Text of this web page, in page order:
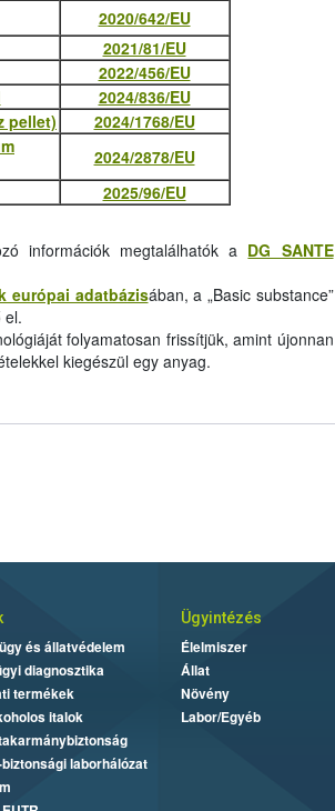
2020/642/EU
2021/81/EU
2022/456/EU
2024/836/EU
pellet)
2024/1768/EU
2024/2878/EU
2025/96/EU
információk megtalálhatók a DG SANTE
európai adatbázisában, a „Basic substance”
el.
folyamatosan frissítjük, amint újonnan
kiegészül egy anyag.
és állatvédelem
diagnosztika
termékek
italok
laborhálózat
Ügyintézés
Élelmiszer
Állat
Növény
Labor/Egyéb